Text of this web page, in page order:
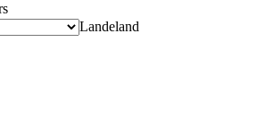
Landeland